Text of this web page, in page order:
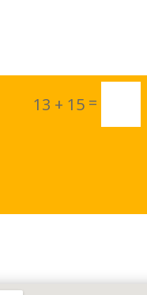
13 + 15 =